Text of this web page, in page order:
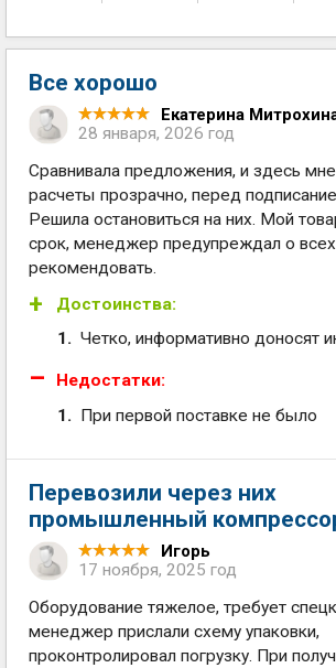
Все хорошо
Екатерина
28 января, 2026 год
Сравнивала предложения, и здесь
расчеты прозрачно, перед
Решила остановиться на них. Мой
срок, менеджер предупреждал о всех
рекомендовать.
Достоинства:
Четко, информативно доносят
Недостатки:
При первой поставке не было
Перевозили через них
промышленный
Игорь
17 ноября, 2025 год
Оборудование тяжелое, требует
менеджер прислали схему упаковки,
проконтролировал погрузку. При